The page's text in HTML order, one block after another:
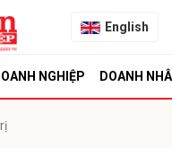
English
NGHIỆP DOANH